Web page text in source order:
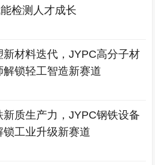
检测人才成长
新材料迭代，JYPC高分子材
解锁轻工智造新赛道
新质生产力，JYPC钢铁设备
锁工业升级新赛道